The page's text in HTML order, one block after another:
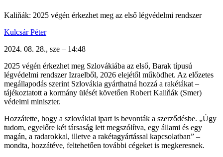
Kaliňák: 2025 végén érkezhet meg az első légvédelmi rendszer
Kulcsár Péter
2024. 08. 28., sze – 14:48
2025 végén érkezhet meg Szlovákiába az első, Barak típusú
légvédelmi rendszer Izraelből, 2026 elejétől működhet. Az előzetes
megállapodás szerint Szlovákia gyárthatná hozzá a rakétákat –
tájékoztatott a kormány ülését követően Robert Kaliňák (Smer)
védelmi miniszter.
Hozzátette, hogy a szlovákiai ipart is bevonták a szerződésbe. „Úgy
tudom, egyelőre két társaság lett megszólítva, egy állami és egy
magán, a radarokkal, illetve a rakétagyártással kapcsolatban” –
mondta, hozzátéve, feltehetően további cégeket is megkeresnek.